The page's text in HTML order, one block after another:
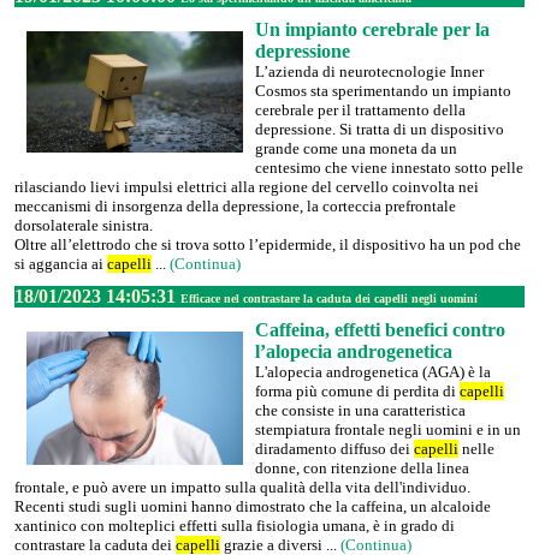
Un impianto cerebrale per la
depressione
L’azienda di neurotecnologie Inner
Cosmos sta sperimentando un impianto
cerebrale per il trattamento della
depressione. Si tratta di un dispositivo
grande come una moneta da un
centesimo che viene innestato sotto pelle
rilasciando lievi impulsi elettrici alla regione del cervello coinvolta nei
meccanismi di insorgenza della depressione, la corteccia prefrontale
dorsolaterale sinistra.
Oltre all’elettrodo che si trova sotto l’epidermide, il dispositivo ha un pod che
si aggancia ai capelli ... (Continua)
18/01/2023 14:05:31 Efficace nel contrastare la caduta dei capelli negli uomini
Caffeina, effetti benefici contro
l’alopecia androgenetica
L'alopecia androgenetica (AGA) è la
forma più comune di perdita di capelli
che consiste in una caratteristica
stempiatura frontale negli uomini e in un
diradamento diffuso dei capelli nelle
donne, con ritenzione della linea
frontale, e può avere un impatto sulla qualità della vita dell'individuo.
Recenti studi sugli uomini hanno dimostrato che la caffeina, un alcaloide
xantinico con molteplici effetti sulla fisiologia umana, è in grado di
contrastare la caduta dei capelli grazie a diversi ... (Continua)